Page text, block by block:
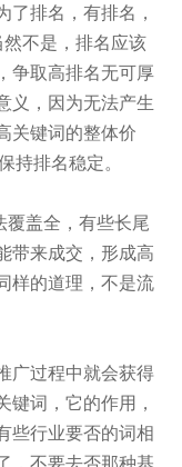
排名，有排名，
不是，排名应该
争取高排名无可厚
义，因为无法产生
关键词的整体价
持排名稳定。
盖全，有些长尾
带来成交，形成高
样的道理，不是流
广过程中就会获得
词，它的作用，
些行业要否的词相
，不要去否那种基